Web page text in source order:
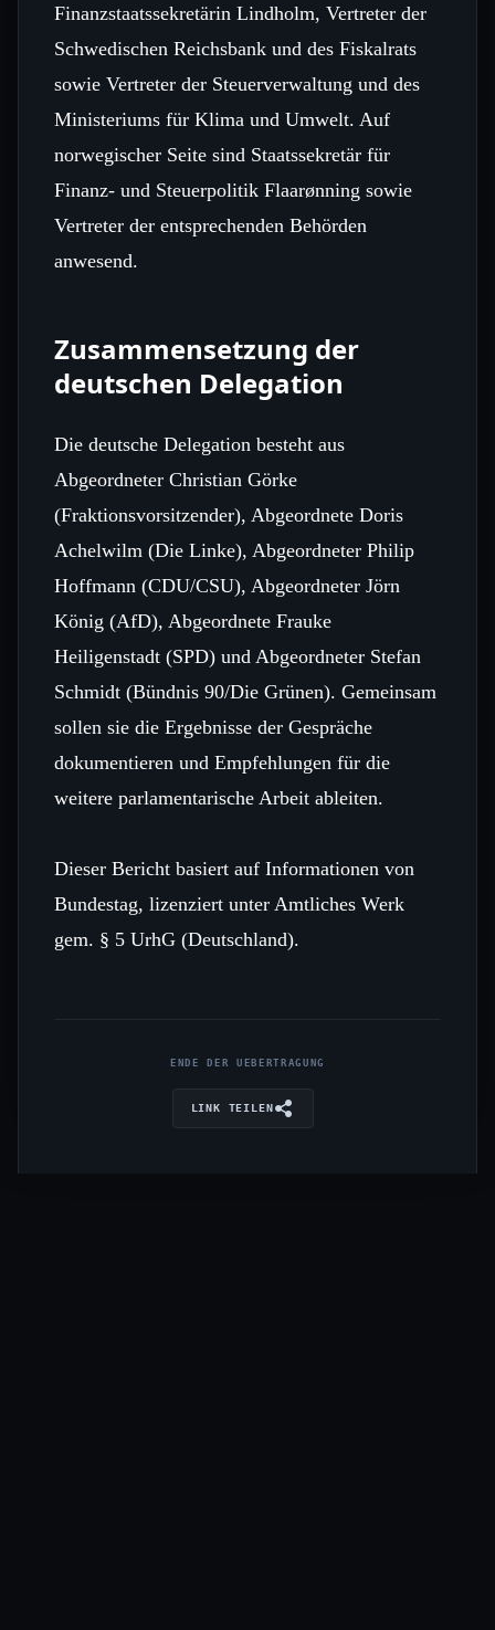
Finanzstaatssekretärin Lindholm, Vertreter der
Schwedischen Reichsbank und des Fiskalrats
sowie Vertreter der Steuerverwaltung und des
Ministeriums für Klima und Umwelt. Auf
norwegischer Seite sind Staatssekretär für
Finanz‑ und Steuerpolitik Flaarønning sowie
Vertreter der entsprechenden Behörden
anwesend.
Zusammensetzung der
deutschen Delegation
Die deutsche Delegation besteht aus
Abgeordneter Christian Görke
(Fraktionsvorsitzender), Abgeordnete Doris
Achelwilm (Die Linke), Abgeordneter Philip
Hoffmann (CDU/CSU), Abgeordneter Jörn
König (AfD), Abgeordnete Frauke
Heiligenstadt (SPD) und Abgeordneter Stefan
Schmidt (Bündnis 90/Die Grünen). Gemeinsam
sollen sie die Ergebnisse der Gespräche
dokumentieren und Empfehlungen für die
weitere parlamentarische Arbeit ableiten.
Dieser Bericht basiert auf Informationen von
Bundestag, lizenziert unter Amtliches Werk
gem. § 5 UrhG (Deutschland).
ENDE DER UEBERTRAGUNG
LINK TEILEN